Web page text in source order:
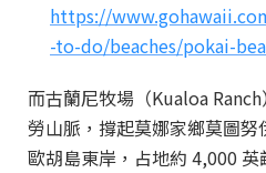
https://
-to-do/beaches/pokai-
而古蘭尼牧場（Kualoa
勞山脈，撐起莫娜家鄉莫圖
歐胡島東岸，占地約 4,000